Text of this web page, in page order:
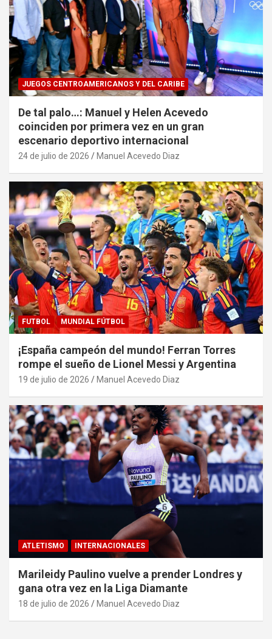
JUEGOS CENTROAMERICANOS Y DEL CARIBE
De tal palo…: Manuel y Helen Acevedo
coinciden por primera vez en un gran
escenario deportivo internacional
24 de julio de 2026 Manuel Acevedo Diaz
FUTBOL MUNDIAL FÚTBOL
¡España campeón del mundo! Ferran Torres
rompe el sueño de Lionel Messi y Argentina
19 de julio de 2026 Manuel Acevedo Diaz
ATLETISMO INTERNACIONALES
Marileidy Paulino vuelve a prender Londres y
gana otra vez en la Liga Diamante
18 de julio de 2026 Manuel Acevedo Diaz